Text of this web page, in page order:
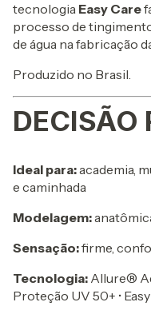
tecnologia Easy Care
processo de
de água na fabricação
Produzido no Brasil.
DECISÃO
Ideal para:academia,
e caminhada
Modelagem:
Sensação:firme,
Tecnologia: Allure®
Proteção UV 50+ •